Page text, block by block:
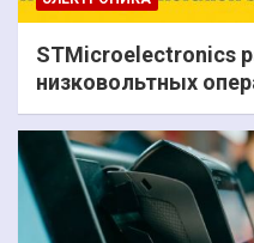
STMicroelectronics
низковольтных